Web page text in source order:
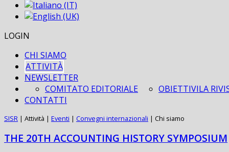
LOGIN
CHI SIAMO
ATTIVITÀ
NEWSLETTER
LA
COMITATO EDITORIALE
OBIETTIVI
CONTATTI
SISR | Attività | Eventi | Convegni internazionali | Chi siamo
THE 20TH ACCOUNTING HISTORY SYMPOSIUM